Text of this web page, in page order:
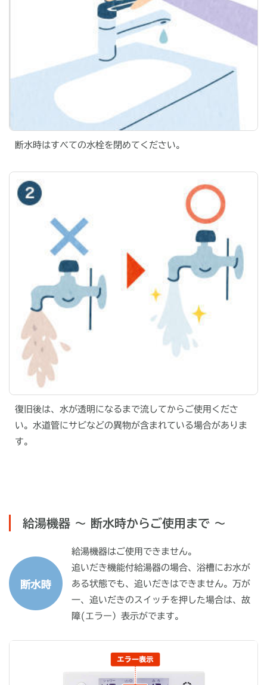
断水時はすべての水栓を閉めてください。
復旧後は、水が透明になるまで流してからご使用くださ
い。水道管にサビなどの異物が含まれている場合がありま
す。
給湯機器 〜 断水時からご使用まで 〜
給湯機器はご使用できません。
追いだき機能付給湯器の場合、浴槽にお水が
ある状態でも、追いだきはできません。万が
一、追いだきのスイッチを押した場合は、故
障(エラー）表示がでます。